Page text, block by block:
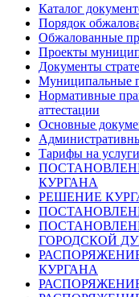
Каталог
Порядок
Обжалованные
Проекты
Документы
Муниципальные
Нормативные
аттестации
Основные
Тарифы на
КУРГАНА
РЕШЕНИЕ
ГОРОДСКОЙ
КУРГАНА